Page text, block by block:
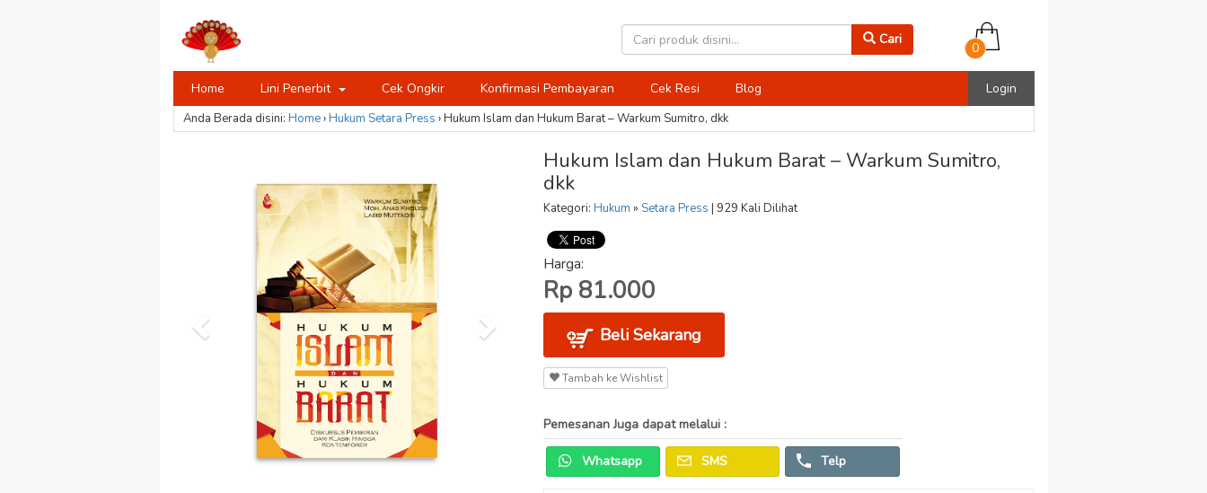
Cari
0
Home Lini Penerbit Cek Ongkir Konfirmasi Pembayaran Cek Resi Blog Login
Anda Berada disini: Home›Hukum Setara Press ›Hukum Islam dan Hukum Barat – Warkum Sumitro, dkk
Hukum Islam dan Hukum Barat – Warkum Sumitro,
dkk
Kategori: Hukum » Setara Press | 929 Kali Dilihat
Harga:
Rp 81.000
Beli Sekarang
Tambah ke Wishlist
Pemesanan Juga dapat melalui :
Whatsapp SMS Telp